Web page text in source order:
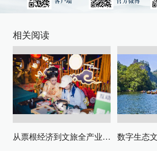
相关阅读
从票根经济到文旅全产业链升级